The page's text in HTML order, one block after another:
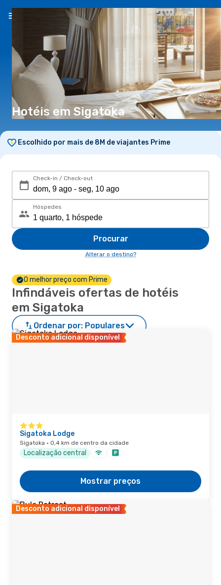
PT(€)
Hotéis em Sigatoka
Escolhido por mais de 8M de viajantes Prime
Check-in / Check-out
Hóspedes
Procurar
Alterar o destino?
O melhor preço com Prime
Infindáveis ofertas de hotéis
em Sigatoka
Ordenar por: Populares
Desconto adicional disponível
Sigatoka Lodge
Sigatoka · 0,4 km de centro da cidade
Localização central
Mostrar preços
Desconto adicional disponível